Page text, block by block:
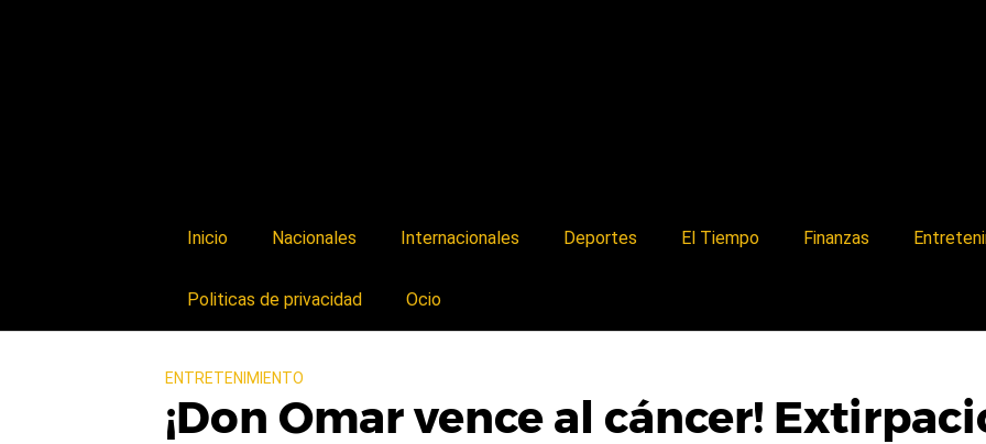
Inicio Nacionales Internacionales Deportes El Tiempo Finanzas
Politicas de privacidad Ocio
ENTRETENIMIENTO
¡Don Omar vence al cáncer!